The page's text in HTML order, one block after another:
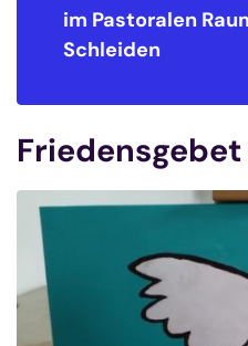
im Pastoralen
Schleiden